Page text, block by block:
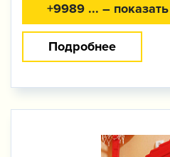
+9989 ... – показать
Подробнее